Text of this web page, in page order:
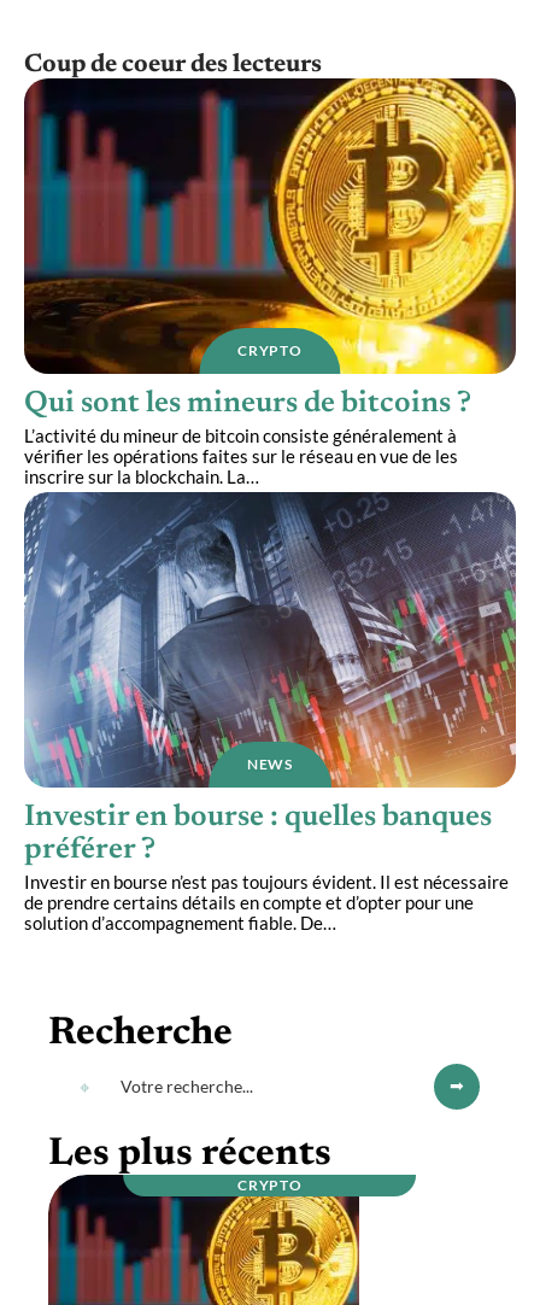
Coup de coeur des lecteurs
CRYPTO
Qui sont les mineurs de bitcoins ?
L’activité du mineur de bitcoin consiste généralement à
vérifier les opérations faites sur le réseau en vue de les
inscrire sur la blockchain. La…
NEWS
Investir en bourse : quelles banques
préférer ?
Investir en bourse n’est pas toujours évident. Il est nécessaire
de prendre certains détails en compte et d’opter pour une
solution d’accompagnement fiable. De…
Recherche
Les plus récents
CRYPTO